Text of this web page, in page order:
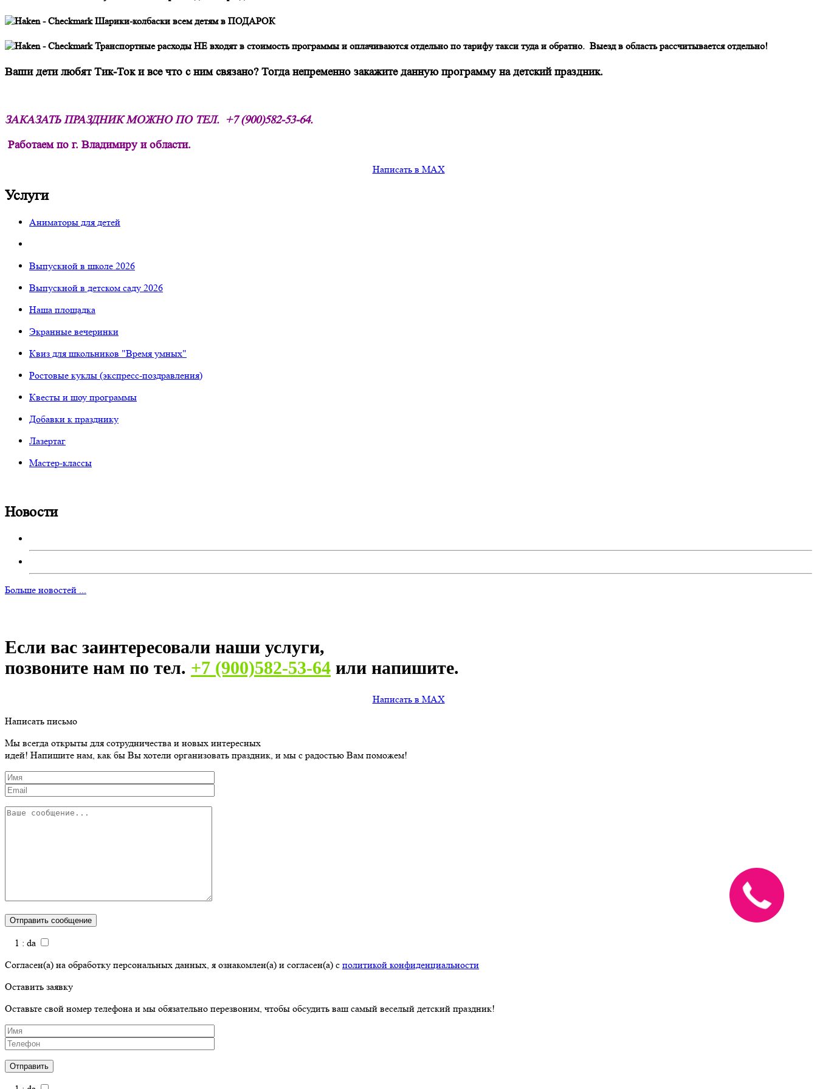
Шарики-колбаски всем детям в ПОДАРОК
Транспортные расходы НЕ входят в стоимость программы и оплачиваются отдельно по тарифу такси туда и обратно. Выезд в область рассчитывается отдельно!
Ваши дети любят Тик-Ток и все что с ним связано? Тогда непременно закажите данную программу на детский праздник.
ЗАКАЗАТЬ ПРАЗДНИК МОЖНО ПО ТЕЛ. +7 (900)582-53-64.
Работаем по г. Владимиру и области.
Написать в MAX
Услуги
Аниматоры для детей
Выпускной в школе 2026
Выпускной в детском саду 2026
Наша площадка
Экранные вечеринки
Квиз для школьников "Время умных"
Ростовые куклы (экспресс-поздравления)
Квесты и шоу программы
Добавки к празднику
Лазертаг
Мастер-классы
Новости
Больше новостей ...
Если вас заинтересовали наши услуги,
позвоните нам по тел. +7 (900)582-53-64 или напишите.
Написать в MAX
Написать письмо
Мы всегда открыты для сотрудничества и новых интересных
идей! Напишите нам, как бы Вы хотели организовать праздник, и мы с радостью Вам поможем!
1 : da
Согласен(а) на обработку персональных данных, я ознакомлен(а) и согласен(а) с политикой конфиденциальности
Оставить заявку
Оставьте свой номер телефона и мы обязательно перезвоним, чтобы обсудить ваш самый веселый детский праздник!